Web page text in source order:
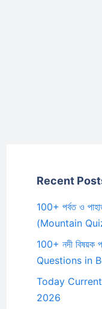
Recent
100+ পর্বত ও
(Mountain
100+ নদী
Questions in
Today
2026